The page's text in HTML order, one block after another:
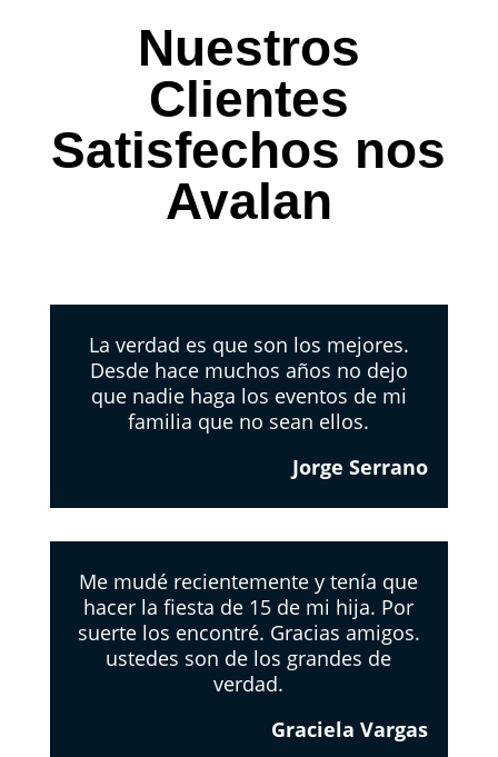
Nuestros
Clientes
Satisfechos nos
Avalan
La verdad es que son los mejores.
Desde hace muchos años no dejo
que nadie haga los eventos de mi
familia que no sean ellos.
Jorge Serrano
Me mudé recientemente y tenía que
hacer la fiesta de 15 de mi hija. Por
suerte los encontré. Gracias amigos.
ustedes son de los grandes de
verdad.
Graciela Vargas